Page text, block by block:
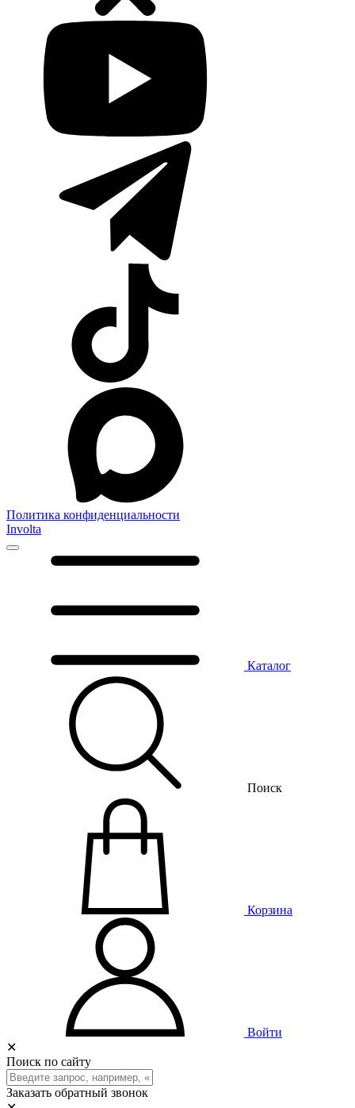
Политика конфиденциальности
Involta
Каталог
Поиск
Корзина
Войти
✕
Поиск по сайту
Заказать обратный звонок